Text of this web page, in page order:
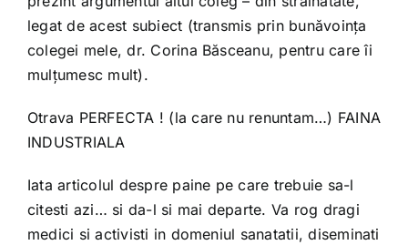
legat de acest subiect (transmis prin bunăvoința
colegei mele, dr. Corina Băsceanu, pentru care îi
mulțumesc mult).
Otrava PERFECTA ! (la care nu renuntam…) FAINA
INDUSTRIALA
Iata articolul despre paine pe care trebuie sa-l
citesti azi… si da-l si mai departe. Va rog dragi
medici si activisti in domeniul sanatatii, diseminati